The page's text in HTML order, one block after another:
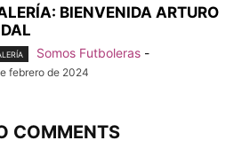
BIENVENIDA ARTURO
Somos Futboleras -
febrero de 2024
COMMENTS